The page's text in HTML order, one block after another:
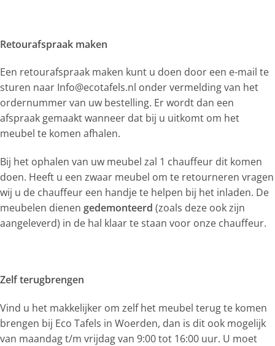
Retourafspraak maken
Een retourafspraak maken kunt u doen door een e-mail te
sturen naar Info@ecotafels.nl onder vermelding van het
ordernummer van uw bestelling. Er wordt dan een
afspraak gemaakt wanneer dat bij u uitkomt om het
meubel te komen afhalen.
Bij het ophalen van uw meubel zal 1 chauffeur dit komen
doen. Heeft u een zwaar meubel om te retourneren vragen
wij u de chauffeur een handje te helpen bij het inladen. De
meubelen dienen gedemonteerd (zoals deze ook zijn
aangeleverd) in de hal klaar te staan voor onze chauffeur.
Zelf terugbrengen
Vind u het makkelijker om zelf het meubel terug te komen
brengen bij Eco Tafels in Woerden, dan is dit ook mogelijk
van maandag t/m vrijdag van 9:00 tot 16:00 uur. U moet